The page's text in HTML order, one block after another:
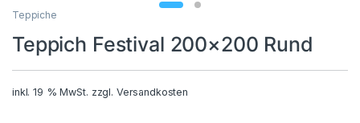
Teppiche
Teppich Festival 200×200 Rund
inkl. 19 % MwSt. zzgl. Versandkosten